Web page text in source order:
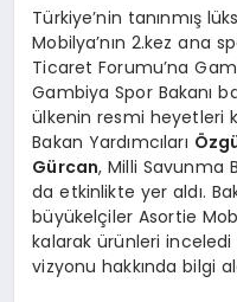
Türkiye’nin tanınmış
Mobilya’nın 2.kez ana
Ticaret Forumu’na
Gambiya Spor Bakanı
ülkenin resmi heyetleri
Bakan Yardımcıları
Gürcan, Milli Savunma
da etkinlikte yer aldı.
büyükelçiler Asortie
kalarak ürünleri
vizyonu hakkında bilgi